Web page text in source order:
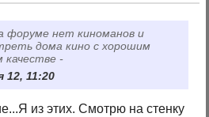
форуме нет киноманов и
дома кино с хорошим
качестве -
12, 11:20
из этих. Смотрю на стенку